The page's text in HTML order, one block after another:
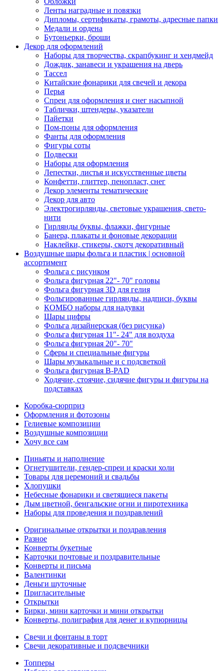
Ленты наградные и повязки
Дипломы, сертификаты, грамоты, адресные папки
Медали и ордена
Бутоньерки, броши
Декор для оформлений
Наборы для творчества, скрапбукинг и хендмейд
Дождик, занавеси и украшения на дверь
Тассел
Китайские фонарики для свечей и декора
Перья
Спреи для оформления и снег насыпной
Таблички, штендеры, указатели
Пайетки
Пом-поны для оформления
Фанты для оформления
Фигуры соты
Подвески
Наборы для оформления
Лепестки, листья и искусственные цветы
Конфетти, глиттер, пенопласт, снег
Декор элементы тематические
Декор для авто
Электрогирлянды, световые украшения, свето-
нити
Гирлянды буквы, флажки, фигурные
Банера, плакаты и фоновые декорации
Наклейки, стикеры, скотч декоративный
Воздушные шары фольга и пластик | основной
ассортимент
Фольга с рисунком
Фольга фигурная 22"- 70" головы
Фольга фигурная 3D для гелия
Фольгированные гирлянды, надписи, буквы
КОМБО наборы для надувки
Шары цифры
Фольга дизайнерская (без рисунка)
Фольга фигурная 11"- 24" для воздуха
Фольга фигурная 20"- 70"
Сферы и специальные фигуры
Шары музыкальные и с подсветкой
Фольга фигурная B-PAD
Ходячие, стоячие, сидячие фигуры и фигуры на
подставках
Коробка-сюрприз
Оформления и фотозоны
Гелиевые композиции
Воздушные композиции
Хочу все сам
Пиньяты и наполнение
Огнетушители, гендер-спреи и краски холи
Товары для церемоний и свадьбы
Хлопушки
Небесные фонарики и светящиеся пакеты
Дым цветной, бенгальские огни и пиротехника
Наборы для проведения и поздравлений
Оригинальные открытки и поздравления
Разное
Конверты букетные
Карточки почтовые и поздравительные
Конверты и письма
Валентинки
Деньги шуточные
Пригласительные
Открытки
Бирки, мини карточки и мини открытки
Конверты, полиграфия для денег и купюрницы
Свечи и фонтаны в торт
Свечи декоративные и подсвечники
Топперы